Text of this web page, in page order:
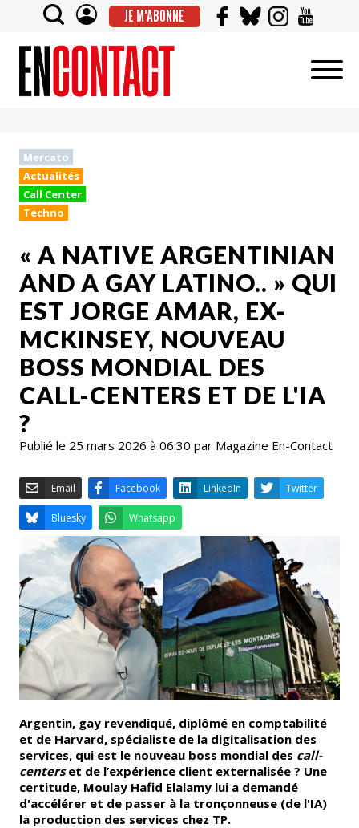
JE M'ABONNE
Mercato
Actualités
Call Center
Techno
« A NATIVE ARGENTINIAN
AND A GAY LATINO.. » QUI
EST JORGE AMAR, EX-
MCKINSEY, NOUVEAU
BOSS MONDIAL DES
CALL-CENTERS ET DE L'IA
?
Publié le 25 mars 2026 à 06:30 par Magazine En-Contact
Email Facebook LinkedIn
Bluesky Whatsapp
Argentin, gay revendiqué, diplômé en comptabilité
et de Harvard, spécialiste de la digitalisation des
services, qui est le nouveau boss mondial des call-
centerset de l’expérience client externalisée ? Une
certitude, Moulay Hafid Elalamy lui a demandé
d'accélérer et de passer à la tronçonneuse (de l'IA)
la production des services chez TP.